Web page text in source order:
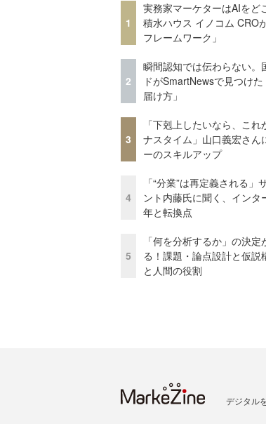
1
実務家マーケターはAIをど
積水ハウス イノコム CRO
フレームワーク」
2
瞬間認知では伝わらない。
ドがSmartNewsで見つけ
届け方」
3
「下剋上したいなら、こ
ナスタイム」山口義宏さん
ーのスキルアップ
4
「“分業”は再定義される」
ント内藤氏に聞く、インタ
年と転換点
5
「何を分析するか」の決
る！課題・論点設計と仮説
と人間の役割
デジタル